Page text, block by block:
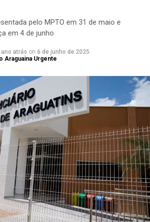
pelo MPTO em 31 de maio e
em 4 de junho
ano atrás on 6 de junho de 2025
Araguaina Urgente